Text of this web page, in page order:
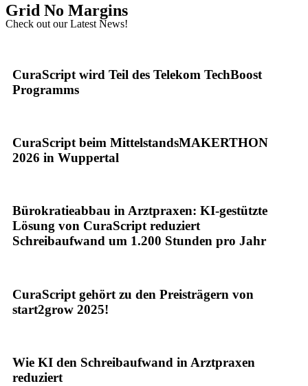
Grid No Margins
Check out our Latest News!
CuraScript wird Teil des Telekom TechBoost
Programms
CuraScript beim MittelstandsMAKERTHON
2026 in Wuppertal
Bürokratieabbau in Arztpraxen: KI-gestützte
Lösung von CuraScript reduziert
Schreibaufwand um 1.200 Stunden pro Jahr
CuraScript gehört zu den Preisträgern von
start2grow 2025!
Wie KI den Schreibaufwand in Arztpraxen
reduziert